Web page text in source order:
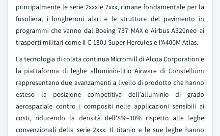
principalmente le serie 2xxx e 7xxx, rimane fondamentale per la
fusoliera, i longheroni alari e le strutture del pavimento in
programmi che vanno dal Boeing 737 MAX e Airbus A320neo ai
trasporti militari come il C-130J Super Hercules e l'A400M Atlas.
La tecnologia di colata continua Micromill di Alcoa Corporation e
la piattaforma di leghe alluminio-litio Airware di Constellium
rappresentano due avanzamenti a livello di prodotto che hanno
esteso la posizione competitiva dell'alluminio di grado
aerospaziale contro i compositi nelle applicazioni sensibili ai
costi, riducendo la densità dell'8%–10% rispetto alle leghe
convenzionali della serie 2xxx. Il titanio e le sue leghe hanno